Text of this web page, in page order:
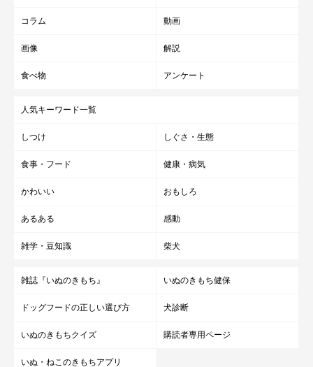
文／ハセベサチコ
※写真はスマホアプリ「いぬ・ねこのきもち」で投稿されたもの
コラム 動画
画像 解説
食べ物 アンケート
人気キーワード一覧
しつけ しぐさ・生態
食事・フード 健康・病気
かわいい おもしろ
あるある 感動
雑学・豆知識 柴犬
雑誌『いぬのきもち』 いぬのきもち健保
ドッグフードの正しい選び方 犬診断
いぬのきもちクイズ 購読者専用ページ
いぬ・ねこのきもちアプリ